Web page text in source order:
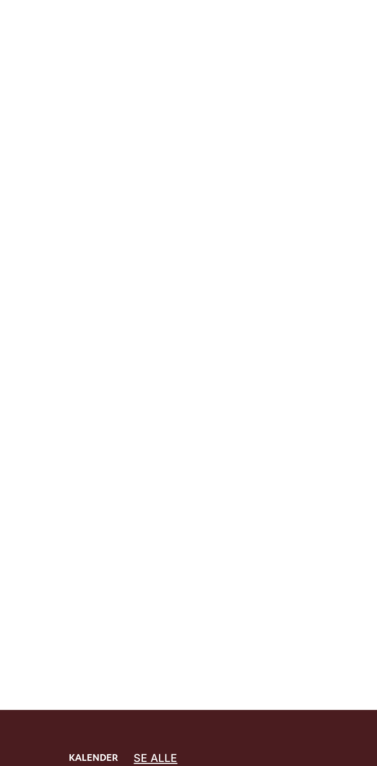
KALENDER SE ALLE